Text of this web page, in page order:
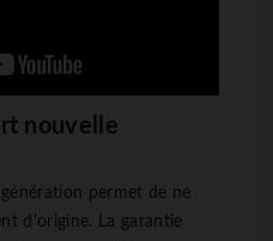
nouvelle
permet de ne
d'origine. La garantie